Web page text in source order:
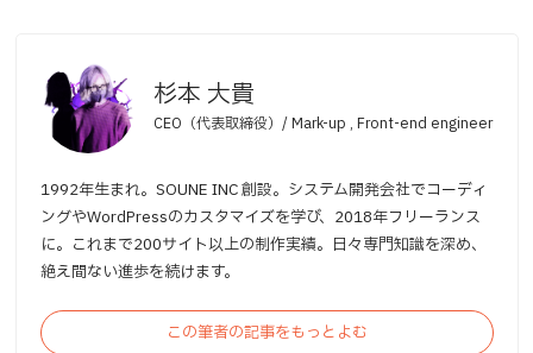
杉本 大貴
CEO（代表取締役）/ Mark-up , Front-end engineer
1992年生まれ。SOUNE INC 創設。システム開発会社でコーディ
ングやWordPressのカスタマイズを学び、2018年フリーランス
に。これまで200サイト以上の制作実績。日々専門知識を深め、
絶え間ない進歩を続けます。
この筆者の記事をもっとよむ